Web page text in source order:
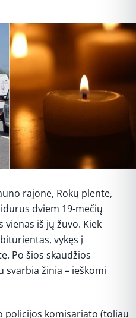
rajone, Rokų plente,
dviem 19-mečių
iš jų žuvo. Kiek
vykęs į
Po šios skaudžios
svarbia žinia – ieškomi
policijos komisariato (toliau